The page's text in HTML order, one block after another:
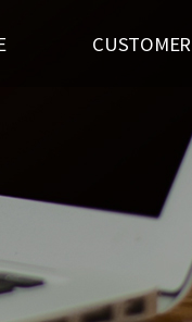
CUSTOMER